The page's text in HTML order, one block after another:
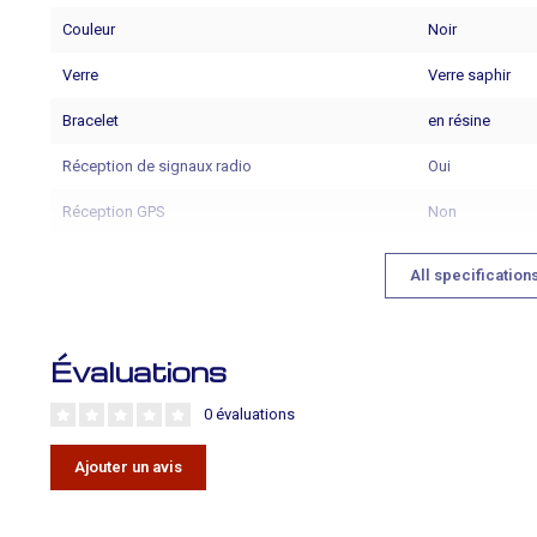
Couleur Noir
Verre Verre saphir
Bracelet en résine
Réception de signaux radio Oui
Réception GPS Non
All
Évaluations
0 évaluations
Ajouter un avis